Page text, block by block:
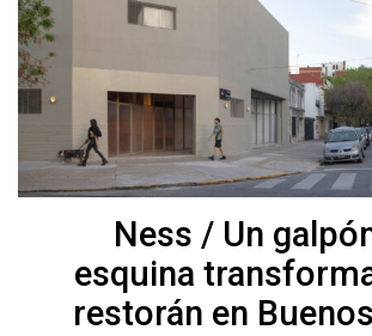
Ness / Un
esquina
restorán en